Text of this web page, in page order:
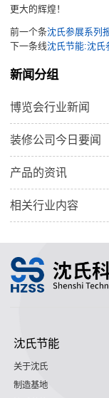
更大的辉煌！
前一个条沈氏参展系列
下一条线沈氏节能:沈氏
新闻分组
博览会行业新闻
装修公司今日要闻
产品的资讯
相关行业内容
沈氏节能
关于沈氏
制造基地